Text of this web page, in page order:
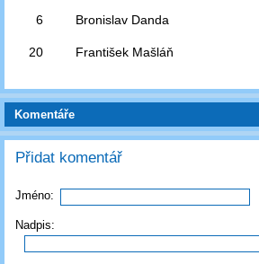
6 Bronislav Danda
20 František Mašláň
Komentáře
Přidat komentář
Jméno:
Nadpis: